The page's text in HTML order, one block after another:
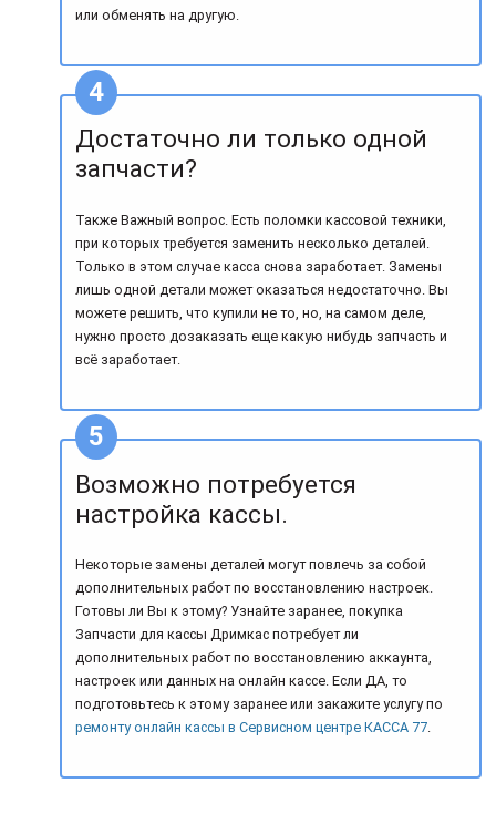
или обменять на другую.
Достаточно ли только одной
запчасти?
Также Важный вопрос. Есть поломки кассовой техники,
при которых требуется заменить несколько деталей.
Только в этом случае касса снова заработает. Замены
лишь одной детали может оказаться недостаточно. Вы
можете решить, что купили не то, но, на самом деле,
нужно просто дозаказать еще какую нибудь запчасть и
всё заработает.
Возможно потребуется
настройка кассы.
Некоторые замены деталей могут повлечь за собой
дополнительных работ по восстановлению настроек.
Готовы ли Вы к этому? Узнайте заранее, покупка
Запчасти для кассы Дримкас потребует ли
дополнительных работ по восстановлению аккаунта,
настроек или данных на онлайн кассе. Если ДА, то
подготовьтесь к этому заранее или закажите услугу по
ремонту онлайн кассы в Сервисном центре КАССА 77.